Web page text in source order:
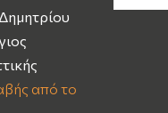
από το